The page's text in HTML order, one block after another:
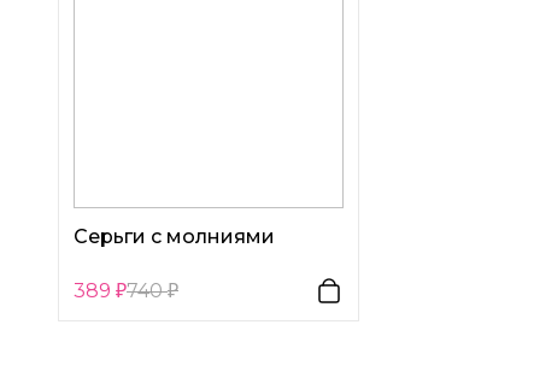
Серьги с молниями
389 740